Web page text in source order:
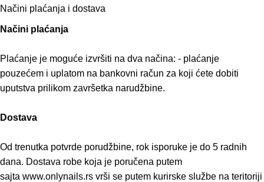
Načini plaćanja i dostava
Načini plaćanja
Plaćanje je moguće izvršiti na dva načina: - plaćanje
pouzećem i uplatom na bankovni račun za koji ćete dobiti
uputstva prilikom završetka narudžbine.
Dostava
Od trenutka potvrde porudžbine, rok isporuke je do 5 radnih
dana. Dostava robe koja je poručena putem
sajta www.onlynails.rs vrši se putem kurirske službe na teritoriji